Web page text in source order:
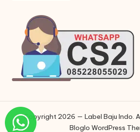
Copyright 2026 — Label Baju Indo.
Bloglo WordPress